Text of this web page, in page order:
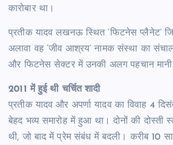
कारोबार था।
प्रतीक यादव लखनऊ स्थित ‘फिटनेस प्लैनेट’
अलावा वह ‘जीव आश्रय’ नामक संस्था का
और फिटनेस सेक्टर में उनकी अलग पहचान मानी
2011 में हुई थी चर्चित शादी
प्रतीक यादव और अपर्णा यादव का विवाह 4
बेहद भव्य समारोह में हुआ था। दोनों की
थी, जो बाद में प्रेम संबंध में बदली। करीब 10